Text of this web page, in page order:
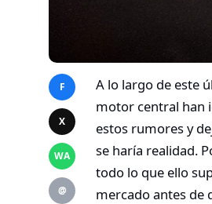
F
X
WA
@
A lo largo de este
motor central han
estos rumores y
se haría realidad.
todo lo que ello
mercado antes de